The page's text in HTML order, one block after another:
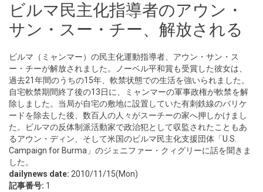
ビルマ民主化指導者のアウン・
サン・スー・チー、解放される
ビルマ（ミャンマー）の民主化運動指導者、アウン・サン・ス
ー・チーが解放されました。ノーベル平和賞も受賞した彼女は、
過去21年間のうちの15年、軟禁状態での生活を強いられました。
自宅軟禁期間終了後の13日に、ミャンマーの軍事政権が軟禁を解
除しました。当局が自宅の敷地に設置していた有刺鉄線のバリケ
ードを除去した後、数百人の人々がスーチーの家へ押しかけまし
た。ビルマの反体制派活動家で政治犯として収監されたこともあ
るアウン・ディン、そして米国のビルマ民主化支援団体「U.S.
Campaign for Burma」のジェニファー・クィグリーに話を聞きま
した。
dailynews date: 2010/11/15(Mon)
記事番号: 1